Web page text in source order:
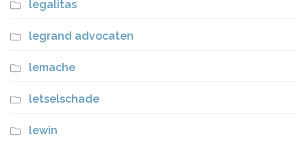
legalitas
legrand advocaten
lemache
letselschade
lewin